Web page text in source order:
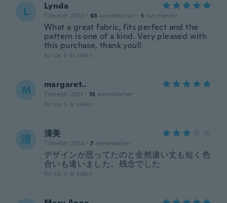
L Lynda
Tilmeldt 2020 · 63 anmeldelser · 1 overførsler
What a great fabric, fits perfect and the
pattern is one of a kind. Very pleased with
this purchase, thank you!!
for ca. 5 år siden
M margaret..
Tilmeldt 2021 · 13 anmeldelser
for ca. 5 år siden
清 清美
Tilmeldt 2020 · 7 anmeldelser
デザインが思ってたのと全然違い丈も短く色
合いも違いました。残念でした
for ca. 5 år siden